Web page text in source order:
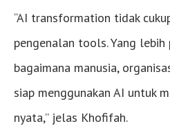
“AI transformation tidak
pengenalan tools. Yang
bagaimana manusia,
siap menggunakan AI untuk
nyata,” jelas Khofifah.